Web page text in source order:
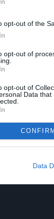
opt-out of the
opt-out of
opt-out of
Data
CONFIRM
Data
Così
ricordano
mare
e di